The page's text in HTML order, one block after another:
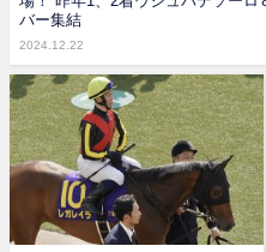
バー集結
2024.12.22